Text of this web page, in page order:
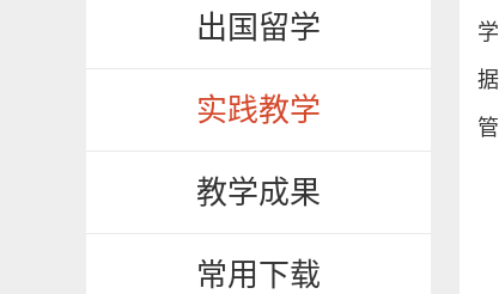
出国留学
实践教学
教学成果
常用下载